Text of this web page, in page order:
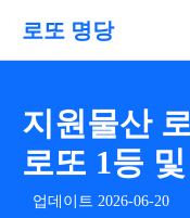
로또 명당
지원물산
로또 1등
업데이트 2026-06-20